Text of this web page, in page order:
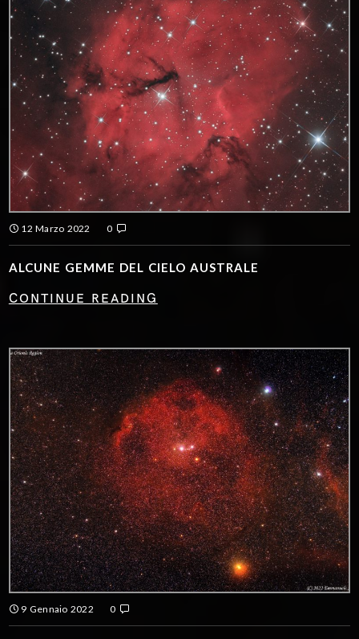
12 Marzo 2022 0
ALCUNE GEMME DEL CIELO AUSTRALE
CONTINUE READING
9 Gennaio 2022 0